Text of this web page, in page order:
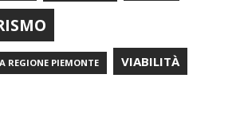
REGIONE PIEMONTE VIABILITÀ